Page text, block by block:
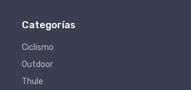
Categorías
Ciclismo
Outdoor
Thule